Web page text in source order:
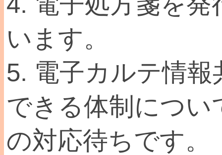
います。
5. 電子カルテ情
できる体制につい
の対応待ちです。